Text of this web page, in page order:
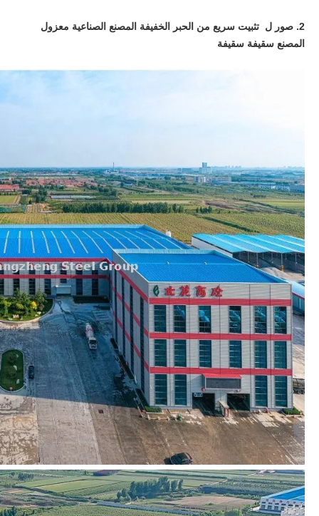
2. صور ل تثبيت سريع من الحبر الخفيفة المصنع الصناعية معزول
المصنع سقيفة سقيفة